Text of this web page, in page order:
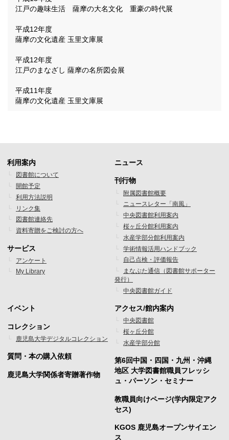
江戸の趣味生活 薩摩の大名文化 重豪の時代展
平成12年度
薩摩の文化遺産 玉里文庫展
平成12年度
江戸のまなざし 薩摩の名所図会展
平成11年度
薩摩の文化遺産 玉里文庫展
フ
ッ
タ
ー
メ
ニ
ュ
1
利用案内
図書館について
開館予定
利用方法説明
リンク集
図書館連絡先
資料寄贈をご検討の方へ
サービス
アンケート
My Library
フ
ッ
タ
ー
メ
ニ
ュ
ー
2
ニュース
刊行物
附属図書館概要
ニュースレター「南風」
中央図書館利用案内
桜ヶ丘分館利用案内
水産学部分館利用案内
学術情報活用ハンドブック
自己点検・評価報告
まなぶた通信（図書館サポーター
発行）
中央図書館ガイド
フ
ッ
タ
ー
イベント
コレクション
鹿児島大学デジタルコレクション
質問・本の購入依頼
鹿児島大学関係者寄贈著作物
フ
ッ
タ
ー
メ
ニ
ュ
アクセス/館内案内
中央図書館
桜ヶ丘分館
水産学部分館
第6回中国・四国・九州・沖縄
地区 大学図書館職員フレッシ
ュ・パーソン・セミナー
教職員向けページ(学内限定アク
セス)
KGOS 鹿児島オープンサイエン
ス